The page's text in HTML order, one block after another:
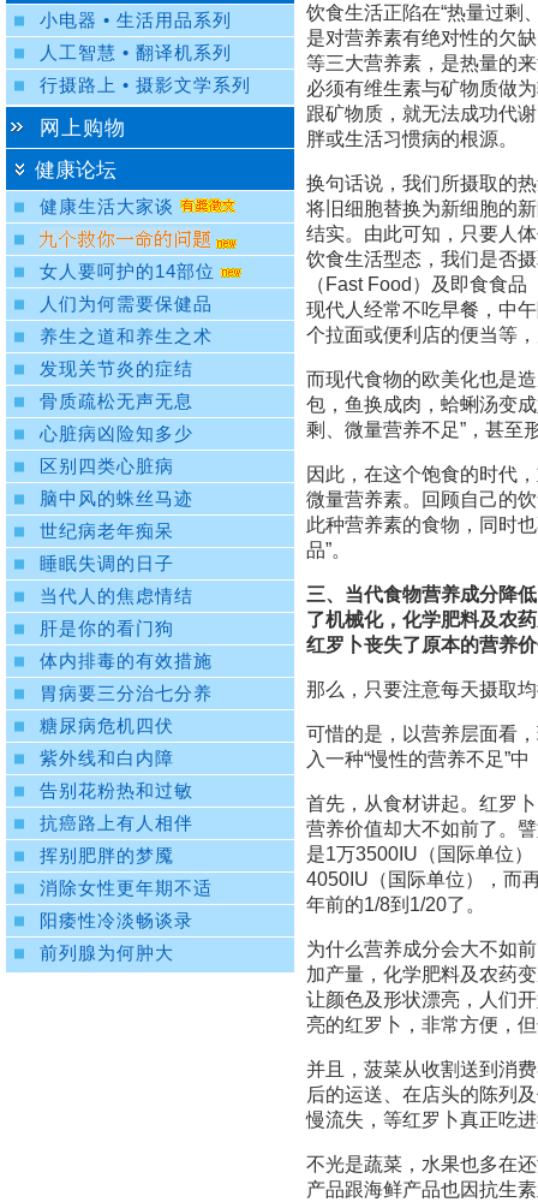
饮食生活正陷在“热量过剩
是对营养素有绝对性的欠
等三大营养素，是热量的
必须有维生素与矿物质做
跟矿物质，就无法成功代
胖或生活习惯病的根源。
换句话说，我们所摄取的
将旧细胞替换为新细胞的
结实。由此可知，只要人
饮食生活型态，我们是否
（Fast Food）及即食食
现代人经常不吃早餐，中
个拉面或便利店的便当等
而现代食物的欧美化也是
包，鱼换成肉，蛤蜊汤变
剩、微量营养不足”，甚至
因此，在这个饱食的时代
微量营养素。回顾自己的
此种营养素的食物，同时
品”。
三、当代食物营养成分降
了机械化，化学肥料及农
红罗卜丧失了原本的营养
那么，只要注意每天摄取
可惜的是，以营养层面看
入一种“慢性的营养不足”
首先，从食材讲起。红罗
营养价值却大不如前了。
是1万3500IU（国际单位
4050IU（国际单位），而
年前的1/8到1/20了。
为什么营养成分会大不如
加产量，化学肥料及农药
让颜色及形状漂亮，人们
亮的红罗卜，非常方便，
并且，菠菜从收割送到消
后的运送、在店头的陈列
慢流失，等红罗卜真正吃
不光是蔬菜，水果也多在
产品跟海鲜产品也因抗生
小电器 • 生活用品系列
人工智慧 • 翻译机系列
行摄路上 • 摄影文学系列
网上购物
健康论坛
健康生活大家谈
女人要呵护的14部位
人们为何需要保健品
养生之道和养生之术
发现关节炎的症结
骨质疏松无声无息
心脏病凶险知多少
区别四类心脏病
脑中风的蛛丝马迹
世纪病老年痴呆
睡眠失调的日子
当代人的焦虑情结
肝是你的看门狗
体内排毒的有效措施
胃病要三分治七分养
糖尿病危机四伏
紫外线和白内障
告别花粉热和过敏
抗癌路上有人相伴
挥别肥胖的梦魇
消除女性更年期不适
阳痿性冷淡畅谈录
前列腺为何肿大